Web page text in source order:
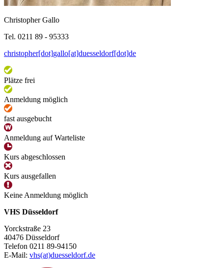
Christopher Gallo
Tel. 0211 89 - 95333
christopher[dot]gallo[at]duesseldorf[dot]de
Plätze frei
Anmeldung möglich
fast ausgebucht
Anmeldung auf Warteliste
Kurs abgeschlossen
Kurs ausgefallen
Keine Anmeldung möglich
VHS Düsseldorf
Yorckstraße 23
40476 Düsseldorf
Telefon 0211 89-94150
E-Mail: vhs(at)duesseldorf.de